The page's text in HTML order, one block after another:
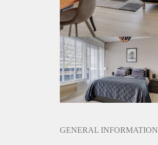
GENERAL INFORMATION